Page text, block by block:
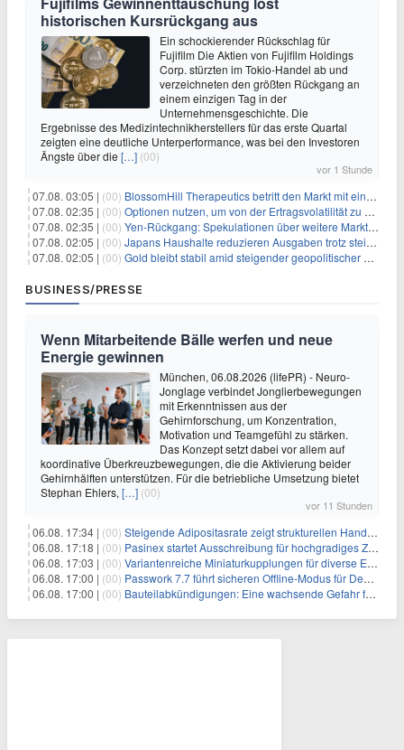
historischen Kursrückgang aus
Ein schockierender Rückschlag für
Fujifilm Die Aktien von Fujifilm Holdings
Corp. stürzten im Tokio-Handel ab und
verzeichneten den größten Rückgang an
einem einzigen Tag in der
Unternehmensgeschichte. Die
Ergebnisse des Medizintechnikherstellers für das erste Quartal
zeigten eine deutliche Unterperformance, was bei den Investoren
Ängste über die […] (00)
vor 1 Stunde
07.08. 03:05 | (00) BlossomHill Therapeutics betritt den Markt mit einem IPO-Boost von 150 Millionen Dollar
07.08. 02:35 | (00) Optionen nutzen, um von der Ertragsvolatilität zu profitieren
07.08. 02:35 | (00) Yen-Rückgang: Spekulationen über weitere Marktinterventionen nehmen zu
07.08. 02:05 | (00) Japans Haushalte reduzieren Ausgaben trotz steigender Löhne: Ein Warnsignal für das Wachstum
07.08. 02:05 | (00) Gold bleibt stabil amid steigender geopolitischer Spannungen im Persischen Golf
BUSINESS/PRESSE
Wenn Mitarbeitende Bälle werfen und neue
Energie gewinnen
München, 06.08.2026 (lifePR) - Neuro-
Jonglage verbindet Jonglierbewegungen
mit Erkenntnissen aus der
Gehirnforschung, um Konzentration,
Motivation und Teamgefühl zu stärken.
Das Konzept setzt dabei vor allem auf
koordinative Überkreuzbewegungen, die die Aktivierung beider
Gehirnhälften unterstützen. Für die betriebliche Umsetzung bietet
Stephan Ehlers, […] (00)
vor 11 Stunden
06.08. 17:34 | (00) Steigende Adipositasrate zeigt strukturellen Handlungsbedarf bei der Ernährung schulpflichtiger Kinder
06.08. 17:18 | (00) Pasinex startet Ausschreibung für hochgradiges Zinksulfidkonzentrat mit Germanium- und Silbergehalten und stellt ein Betriebsupdate bereit
06.08. 17:03 | (00) Variantenreiche Miniaturkupplungen für diverse Einsatzbereiche
06.08. 17:00 | (00) Passwork 7.7 führt sicheren Offline-Modus für Desktop- und Mobile-Apps ein
06.08. 17:00 | (00) Bauteilabkündigungen: Eine wachsende Gefahr für industrielle Elektroniksysteme